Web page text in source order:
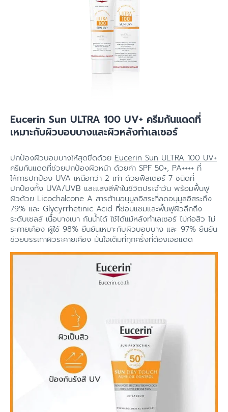
Eucerin Sun ULTRA 100 UV+ ครีมกันแดดที่
เหมาะกับผิวบอบบางและผิวหลังทำเลเซอร์
ปกป้องผิวบอบบางให้สุดขีดด้วย Eucerin Sun ULTRA 100 UV+
ครีมกันแดดที่ช่วยปกป้องผิวหน้า ด้วยค่า SPF 50+, PA++++ ที่
ให้การปกป้อง UVA เหนือกว่า 2 เท่า ด้วยฟิลเตอร์ 7 ชนิดที่
ปกป้องทั้ง UVA/UVB และแสงสีฟ้าในชีวิตประจำวัน พร้อมฟื้นฟู
ผิวด้วย Licochalcone A สารต้านอนุมูลอิสระที่ลดอนุมูลอิสระถึง
79% และ Glycyrrhetinic Acid ที่ซ่อมแซมและฟื้นฟูผิวลึกถึง
ระดับเซลล์ เนื้อบางเบา กันน้ำได้ ใช้ได้แม้หลังทำเลเซอร์ ไม่ก่อสิว ไม่
ระคายเคือง ผู้ใช้ 98% ยืนยันเหมาะกับผิวบอบบาง และ 97% ยืนยัน
ช่วยบรรเทาผิวระคายเคือง มั่นใจเต็มที่ทุกครั้งที่ต้องเจอแดด